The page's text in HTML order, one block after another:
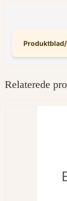
Relaterede